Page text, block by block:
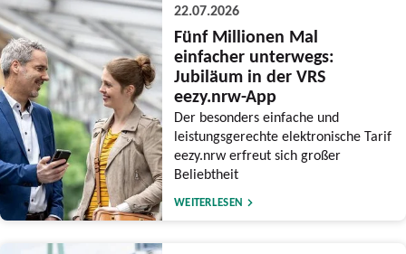
22.07.2026
Fünf Millionen Mal
einfacher unterwegs:
Jubiläum in der VRS
eezy.nrw-App
Der besonders einfache und
leistungsgerechte elektronische Tarif
eezy.nrw erfreut sich großer
Beliebtheit
WEITERLESEN